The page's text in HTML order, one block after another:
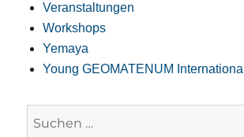
Veranstaltungen
Workshops
Yemaya
Young GEOMATENUM International